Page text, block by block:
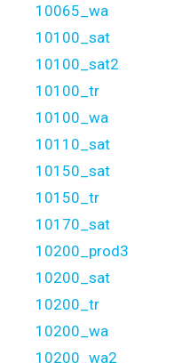
10065_wa
10100_sat
10100_sat2
10100_tr
10100_wa
10110_sat
10150_sat
10150_tr
10170_sat
10200_prod3
10200_sat
10200_tr
10200_wa
10200_wa2